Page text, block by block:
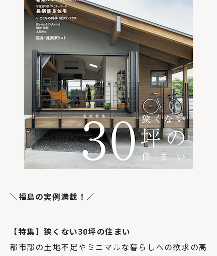
＼福島の実例満載！／
【特集】 狭くない30坪の住まい
都市部の土地不足やミニマルな暮らしへの欲求の高